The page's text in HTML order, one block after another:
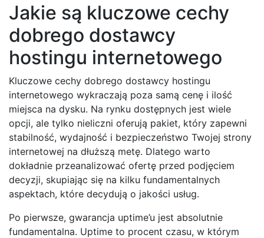
Jakie są kluczowe cechy
dobrego dostawcy
hostingu internetowego
Kluczowe cechy dobrego dostawcy hostingu
internetowego wykraczają poza samą cenę i ilość
miejsca na dysku. Na rynku dostępnych jest wiele
opcji, ale tylko nieliczni oferują pakiet, który zapewni
stabilność, wydajność i bezpieczeństwo Twojej strony
internetowej na dłuższą metę. Dlatego warto
dokładnie przeanalizować ofertę przed podjęciem
decyzji, skupiając się na kilku fundamentalnych
aspektach, które decydują o jakości usług.
Po pierwsze, gwarancja uptime’u jest absolutnie
fundamentalna. Uptime to procent czasu, w którym